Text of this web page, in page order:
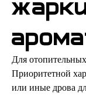
Для
Приоритетной
или иные дрова